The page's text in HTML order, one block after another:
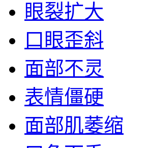
眼裂扩大
口眼歪斜
面部不灵
表情僵硬
面部肌萎缩